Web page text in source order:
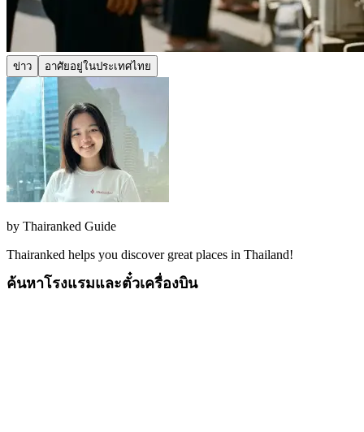
ข่าว อาศัยอยู่ในประเทศไทย
by Thairanked Guide
Thairanked helps you discover great places in Thailand!
ค้นหาโรงแรมและตั๋วเครื่องบิน